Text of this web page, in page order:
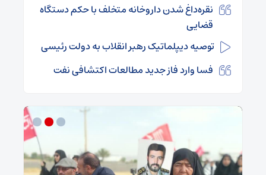
نقره‌داغ شدن داروخانه متخلف با حکم دستگاه
قضایی
توصیه دیپلماتیک رهبر انقلاب به دولت رئیسی
فسا وارد فاز جدید مطالعات اکتشافی نفت